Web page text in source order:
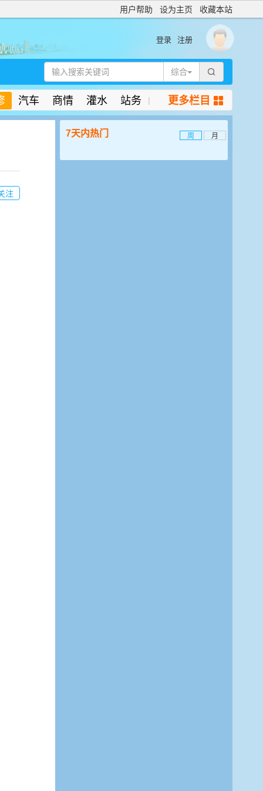
用户帮助 设为主页 收藏本站
登录 注册
综合 
汽车 商情 灌水 站务 | 更多栏目 
注
7天内热门 周 月